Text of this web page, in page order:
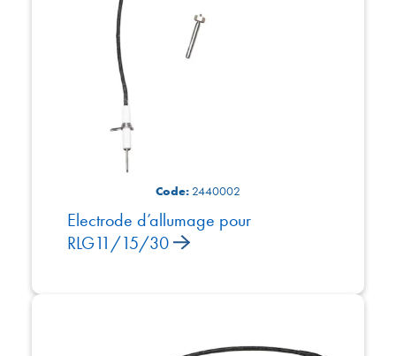
Code: 2440002
Electrode d’allumage pour
RLG11/15/30